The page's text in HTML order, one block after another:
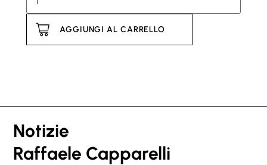
AGGIUNGI AL CARRELLO
Notizie
Raffaele Capparelli